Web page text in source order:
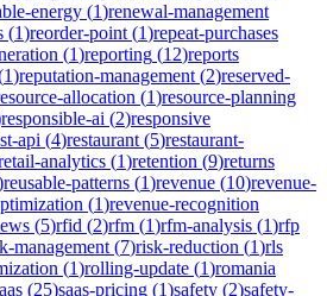
energy (1)renewal-management
(1)reorder-point (1)repeat-purchases
(1)reporting (12)reports
1)reputation-management (2)reserved-
allocation (1)resource-planning
responsible-ai (2)responsive
api (4)restaurant (5)restaurant-
analytics (1)retention (9)returns
reusable-patterns (1)revenue (10)revenue-
(1)revenue-recognition
(5)rfid (2)rfm (1)rfm-analysis (1)rfp
management (7)risk-reduction (1)rls
(1)rolling-update (1)romania
(25)saas-pricing (1)safety (2)safety-